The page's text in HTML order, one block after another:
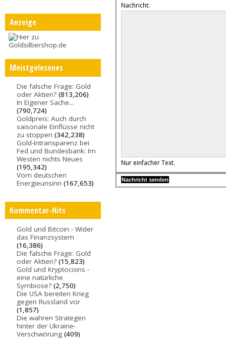
Anzeige
Meistgelesenes
Die falsche Frage: Gold
oder Aktien? (813,206)
In Eigener Sache...
(790,724)
Goldpreis: Auch durch
saisonale Einflüsse nicht
zu stoppen (342,238)
Gold-Intransparenz bei
Fed und Bundesbank: Im
Westen nichts Neues
(195,342)
Vom deutschen
Energieunsinn (167,653)
Kommentar-Hits
Gold und Bitcoin - Wider
das Finanzsystem
(16,386)
Die falsche Frage: Gold
oder Aktien? (15,823)
Gold und Kryptocoins -
eine natürliche
Symbiose? (2,750)
Die USA bereiten Krieg
gegen Russland vor
(1,857)
Die wahren Strategen
hinter der Ukraine-
Verschwörung (409)
Nachricht:
Nur einfacher Text.